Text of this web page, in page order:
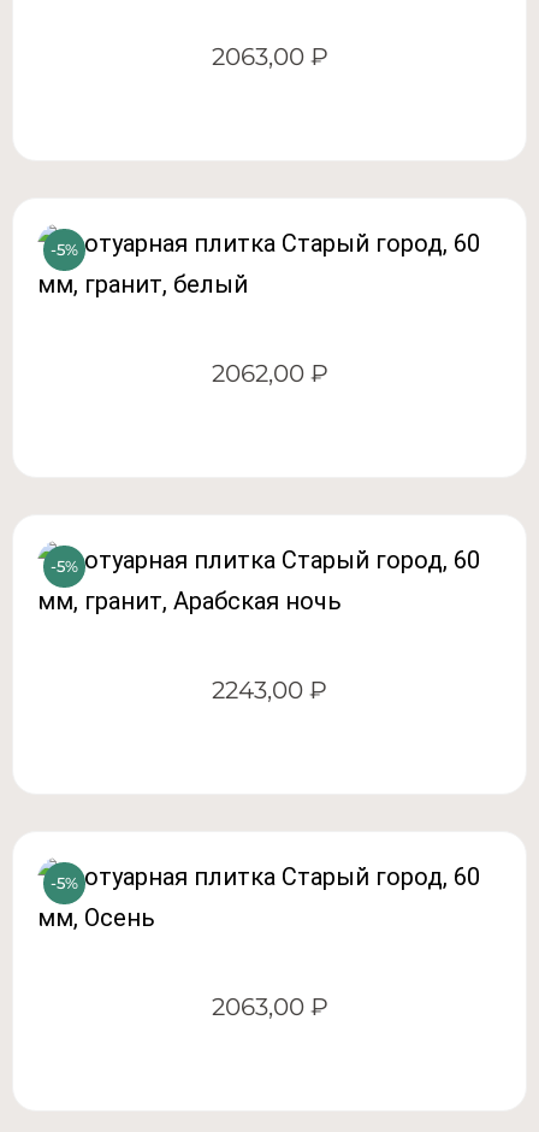
2063,00 ₽
2062,00 ₽
2243,00 ₽
2063,00 ₽